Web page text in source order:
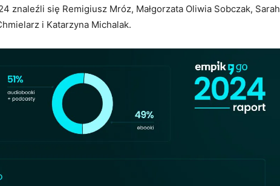
znaleźli się Remigiusz Mróz, Małgorzata Oliwia Sobczak, Sarah
i Katarzyna Michalak.